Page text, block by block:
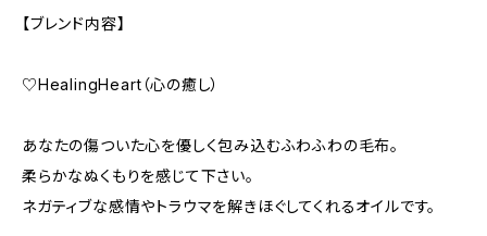
【ブレンド内容】
♡HealingHeart（心の癒し）
あなたの傷ついた心を優しく包み込むふわふわの毛布。
柔らかなぬくもりを感じて下さい。
ネガティブな感情やトラウマを解きほぐしてくれるオイルです。